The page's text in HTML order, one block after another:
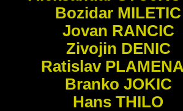
Bozidar MILETIC
Jovan RANCIC
Zivojin DENIC
Ratislav
Branko JOKIC
Hans THILO